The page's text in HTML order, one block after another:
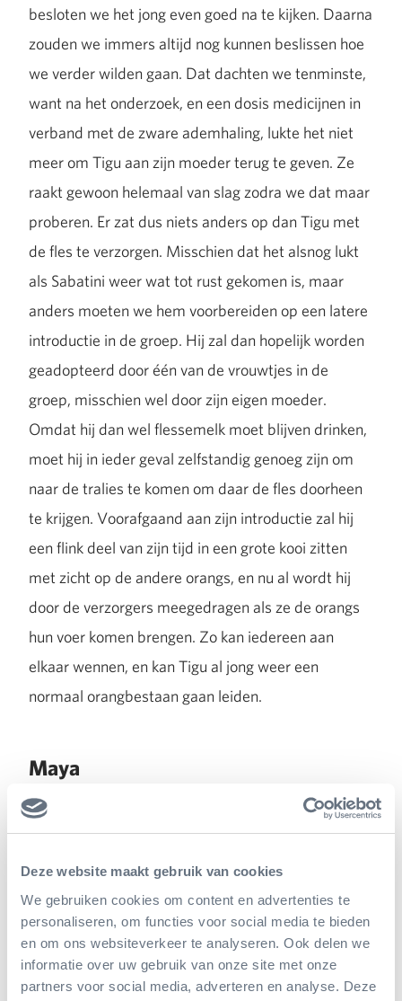
Deze website maakt gebruik van cookies
We gebruiken cookies om content en advertenties te
personaliseren, om functies voor social media te bieden
en om ons websiteverkeer te analyseren. Ook delen we
informatie over uw gebruik van onze site met onze
partners voor social media, adverteren en analyse. Deze
besloten we het jong even goed na te kijken. Daarna
zouden we immers altijd nog kunnen beslissen hoe
we verder wilden gaan. Dat dachten we tenminste,
want na het onderzoek, en een dosis medicijnen in
verband met de zware ademhaling, lukte het niet
meer om Tigu aan zijn moeder terug te geven. Ze
raakt gewoon helemaal van slag zodra we dat maar
proberen. Er zat dus niets anders op dan Tigu met
de fles te verzorgen. Misschien dat het alsnog lukt
als Sabatini weer wat tot rust gekomen is, maar
anders moeten we hem voorbereiden op een latere
introductie in de groep. Hij zal dan hopelijk worden
geadopteerd door één van de vrouwtjes in de
groep, misschien wel door zijn eigen moeder.
Omdat hij dan wel flessemelk moet blijven drinken,
moet hij in ieder geval zelfstandig genoeg zijn om
naar de tralies te komen om daar de fles doorheen
te krijgen. Voorafgaand aan zijn introductie zal hij
een flink deel van zijn tijd in een grote kooi zitten
met zicht op de andere orangs, en nu al wordt hij
door de verzorgers meegedragen als ze de orangs
hun voer komen brengen. Zo kan iedereen aan
elkaar wennen, en kan Tigu al jong weer een
normaal orangbestaan gaan leiden.
Maya
En dan hebben we er inmiddels nog een orangbaby
Tigu in Burgers’, werd er in de dierentuin van
Wenen een orang oetanmeisje geboren. De moeder
van dat jong was Soraya, die zelf in Arnhem
geboren was. In Wenen waren de orang oetans kort
daarvoor besmet geraakt met een gevaarlijke